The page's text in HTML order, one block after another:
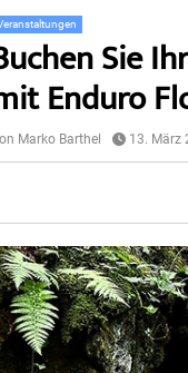
Sie
Enduro
Marko Barthel 13. März